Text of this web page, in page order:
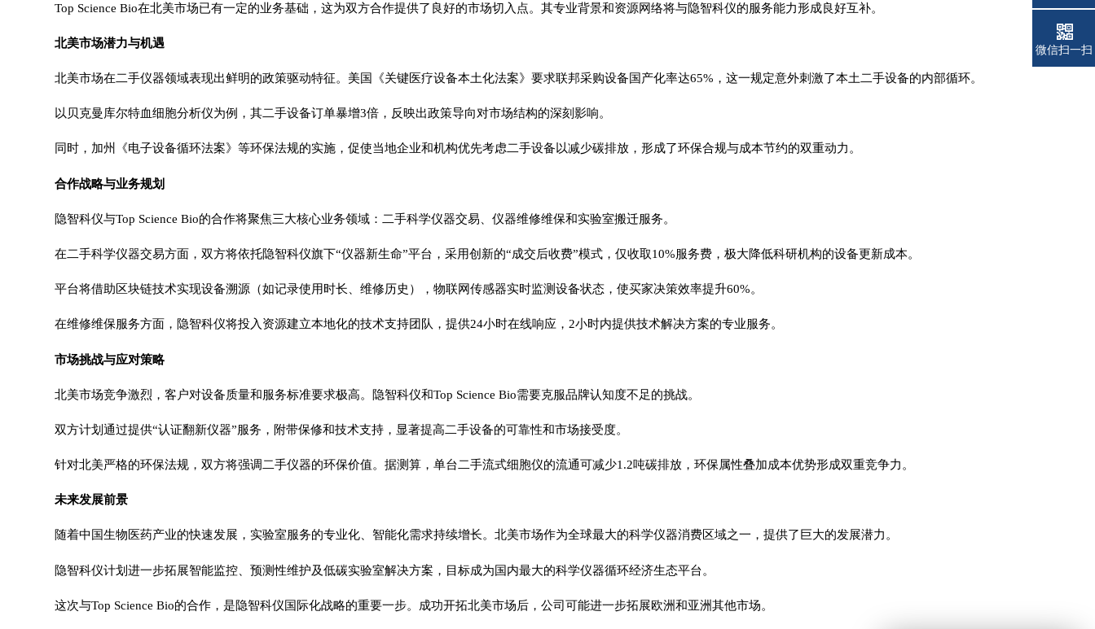
Top Science Bio在北美市场已有一定的业务基础，这为双方合作提供了良好的市场切入点。其专业背景和资源网络将与隐智科仪的服务能力形成良好互补。
北美市场潜力与机遇
北美市场在二手仪器领域表现出鲜明的政策驱动特征。美国《关键医疗设备本土化法案》要求联邦采购设备国产化率达65%，这一规定意外刺激了本土二手设备的内部循环。
以贝克曼库尔特血细胞分析仪为例，其二手设备订单暴增3倍，反映出政策导向对市场结构的深刻影响。
同时，加州《电子设备循环法案》等环保法规的实施，促使当地企业和机构优先考虑二手设备以减少碳排放，形成了环保合规与成本节约的双重动力。
合作战略与业务规划
隐智科仪与Top Science Bio的合作将聚焦三大核心业务领域：二手科学仪器交易、仪器维修维保和实验室搬迁服务。
在二手科学仪器交易方面，双方将依托隐智科仪旗下“仪器新生命”平台，采用创新的“成交后收费”模式，仅收取10%服务费，极大降低科研机构的设备更新成本。
平台将借助区块链技术实现设备溯源（如记录使用时长、维修历史），物联网传感器实时监测设备状态，使买家决策效率提升60%。
在维修维保服务方面，隐智科仪将投入资源建立本地化的技术支持团队，提供24小时在线响应，2小时内提供技术解决方案的专业服务。
市场挑战与应对策略
北美市场竞争激烈，客户对设备质量和服务标准要求极高。隐智科仪和Top Science Bio需要克服品牌认知度不足的挑战。
双方计划通过提供“认证翻新仪器”服务，附带保修和技术支持，显著提高二手设备的可靠性和市场接受度。
针对北美严格的环保法规，双方将强调二手仪器的环保价值。据测算，单台二手流式细胞仪的流通可减少1.2吨碳排放，环保属性叠加成本优势形成双重竞争力。
未来发展前景
随着中国生物医药产业的快速发展，实验室服务的专业化、智能化需求持续增长。北美市场作为全球最大的科学仪器消费区域之一，提供了巨大的发展潜力。
隐智科仪计划进一步拓展智能监控、预测性维护及低碳实验室解决方案，目标成为国内最大的科学仪器循环经济生态平台。
这次与Top Science Bio的合作，是隐智科仪国际化战略的重要一步。成功开拓北美市场后，公司可能进一步拓展欧洲和亚洲其他市场。
电话
微信扫一扫